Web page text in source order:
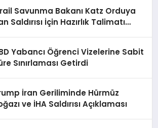
Savunma Bakanı Katz Orduya
Saldırısı İçin Hazırlık Talimatı
Yabancı Öğrenci Vizelerine Sabit
Sınırlaması Getirdi
İran Geriliminde Hürmüz
ve İHA Saldırısı Açıklaması